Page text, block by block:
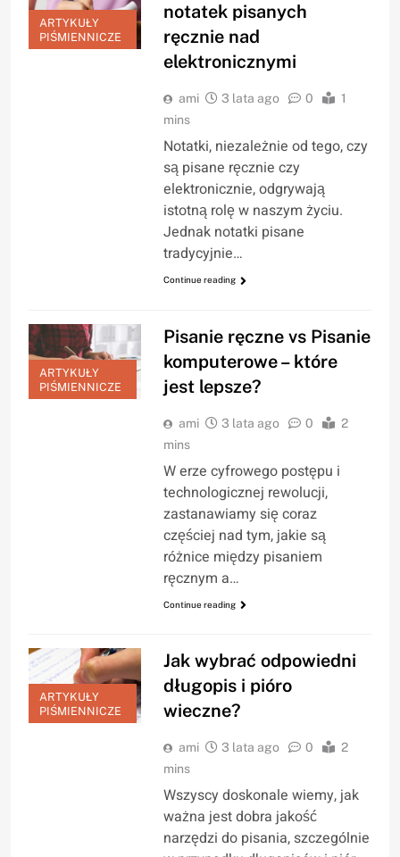
ARTYKUŁY
PIŚMIENNICZE
notatek pisanych
ręcznie nad
elektronicznymi
ami 3 lata ago 0
1
mins
Notatki, niezależnie od tego, czy
są pisane ręcznie czy
elektronicznie, odgrywają
istotną rolę w naszym życiu.
Jednak notatki pisane
tradycyjnie…
Continue reading
ARTYKUŁY
PIŚMIENNICZE
Pisanie ręczne vs Pisanie
komputerowe – które
jest lepsze?
ami 3 lata ago 0
2
mins
W erze cyfrowego postępu i
technologicznej rewolucji,
zastanawiamy się coraz
częściej nad tym, jakie są
różnice między pisaniem
ręcznym a…
Continue reading
ARTYKUŁY
PIŚMIENNICZE
Jak wybrać odpowiedni
długopis i pióro
wieczne?
ami 3 lata ago 0
2
mins
Wszyscy doskonale wiemy, jak
ważna jest dobra jakość
narzędzi do pisania, szczególnie